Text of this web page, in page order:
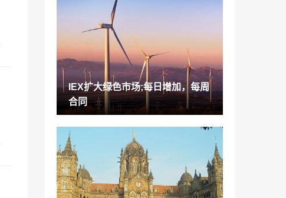
HDFC银行业务增长完好无损，尽管制裁;
经纪人在分享中看到27％上行
本体拥有印度加密交易所Wazirx在日常交
易量跨越200万美元;眼睛$ 1b IN2021
2022-01-07
TCS，Infosys领先10家最有价值公司的8
号累积累积超过Rs 1.2 Lakh Cr Inm-Cap
罗哈开发人员集团公司Macrotech Ipo将开
放4月7日;检查问题大小，价格乐队，竞标
税
2022-01-07
焦点股票：Bharti Airtel，Tata Motors，IT
C，Reliance Industries，DLF，其中
IEX扩大绿色市场;每日增加，每周
合同